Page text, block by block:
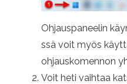
Ohjauspaneelin
ssä voit myös
ohjauskomennon
Voit heti vaihtaa